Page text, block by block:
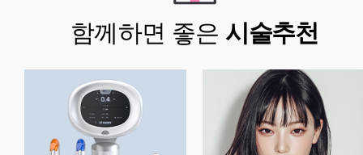
함께하면 좋은 시술추천